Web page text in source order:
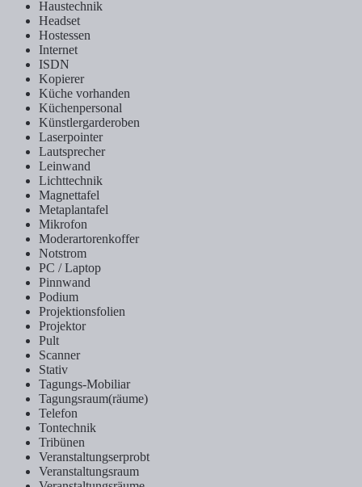
Haustechnik
Headset
Hostessen
Internet
ISDN
Kopierer
Küche vorhanden
Küchenpersonal
Künstlergarderoben
Laserpointer
Lautsprecher
Leinwand
Lichttechnik
Magnettafel
Metaplantafel
Mikrofon
Moderartorenkoffer
Notstrom
PC / Laptop
Pinnwand
Podium
Projektionsfolien
Projektor
Pult
Scanner
Stativ
Tagungs-Mobiliar
Tagungsraum(räume)
Telefon
Tontechnik
Tribünen
Veranstaltungserprobt
Veranstaltungsraum